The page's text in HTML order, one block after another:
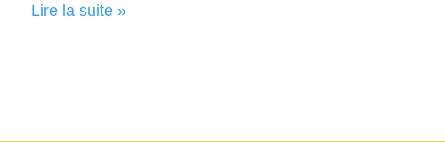
Lire la suite »